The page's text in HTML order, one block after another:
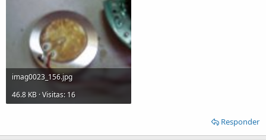
imag0023_156.jpg
46.8 KB · Visitas: 16
Responder